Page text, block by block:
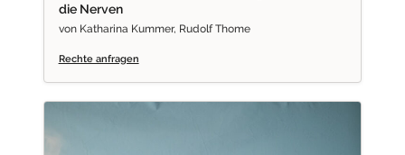
die Nerven
von Katharina Kummer, Rudolf Thome
Rechte anfragen